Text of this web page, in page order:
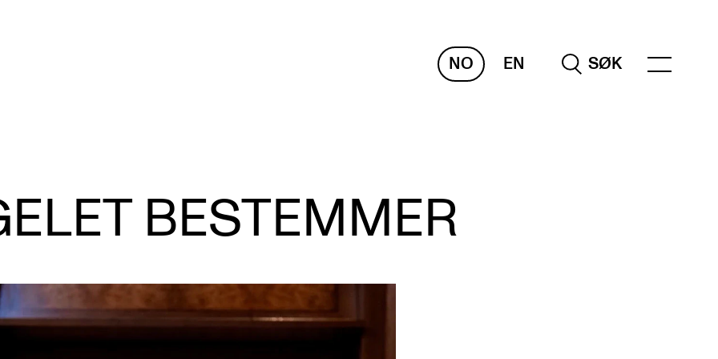
NO EN SØK
Gjennomføre konserter og arrangementer
Plakat, program og markedsføring
Interne konserter og arrangementer
Låne utstyr
Canvas
IT og digitale tjenester
Semesterregistrering
BESTEMMER